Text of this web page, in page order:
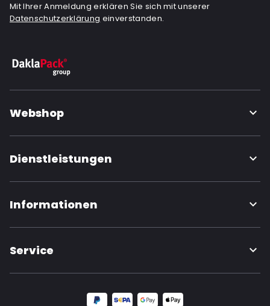
Mit Ihrer Anmeldung erklären Sie sich mit unserer
Datenschutzerklärung einverstanden.
Webshop
Dienstleistungen
Informationen
Service